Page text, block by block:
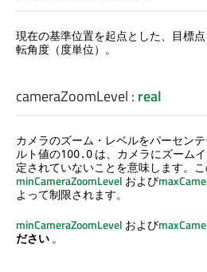
現在の基準位置を起点とした、目標
転角度（度単位）。
cameraZoomLevel : real
カメラのズーム・レベルをパーセン
ルト値の100.0 は、カメラにズーム
定されていないことを意味します。
minCameraZoomLevel および
よって制限されます。
minCameraZoomLevel および
ださい。